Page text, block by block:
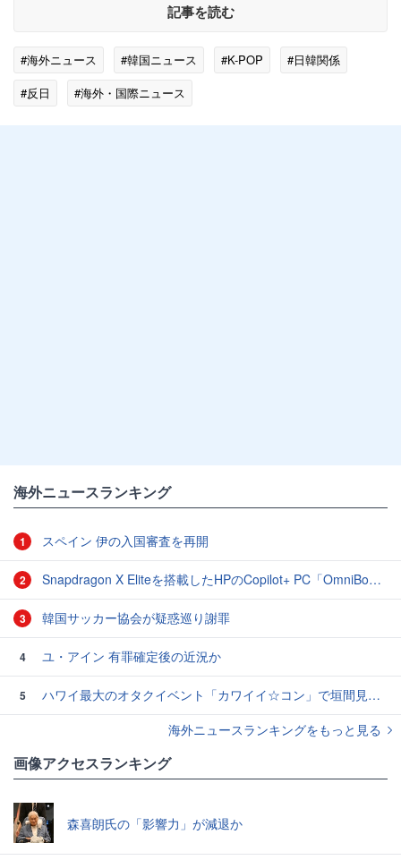
記事を読む
#海外ニュース #韓国ニュース #K-POP
#日韓関係
#反日
#海外・国際ニュース
海外ニュースランキング
1 スペイン 伊の入国審査を再開
2 Snapdragon X Eliteを搭載したHPのCopilot+ PC「OmniBook X 14 AI PC」で各種ベンチマークを実行してみた
3 韓国サッカー協会が疑惑巡り謝罪
4 ユ・アイン 有罪確定後の近況か
5
ハワイ最大のオタクイベント「カワイイ☆コン」で垣間見えた日本とは全く違う海外のファン活動とは？
海外ニュースランキングをもっと見る
画像アクセスランキング
森喜朗氏の「影響力」が減退か